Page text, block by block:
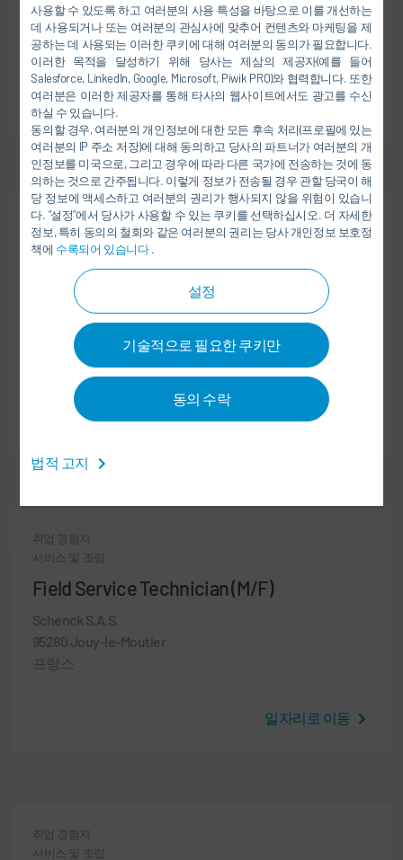
사용할 수 있도록 하고 여러분의 사용 특성을 바탕으로 이를 개선하는
데 사용되거나 또는 여러분의 관심사에 맞추어 컨텐츠와 마케팅을 제
공하는 데 사용되는 이러한 쿠키에 대해 여러분의 동의가 필요합니다.
이러한 목적을 달성하기 위해 당사는 제삼의 제공자(예를 들어
Salesforce, LinkedIn, Google, Microsoft, Piwik PRO)와 협력합니다. 또한
여러분은 이러한 제공자를 통해 타사의 웹사이트에서도 광고를 수신
하실 수 있습니다.
동의할 경우, 여러분의 개인정보에 대한 모든 후속 처리(프로필에 있는
여러분의 IP 주소 저장)에 대해 동의하고 당사의 파트너가 여러분의 개
인정보를 미국으로, 그리고 경우에 따라 다른 국가에 전송하는 것에 동
의하는 것으로 간주됩니다. 이렇게 정보가 전송될 경우 관할 당국이 해
당 정보에 액세스하고 여러분의 권리가 행사되지 않을 위험이 있습니
다. “설정”에서 당사가 사용할 수 있는 쿠키를 선택하십시오. 더 자세한
정보, 특히 동의의 철회와 같은 여러분의 권리는 당사 개인정보 보호정
책에 수록되어 있습니다.
설정
기술적으로 필요한 쿠키만
동의 수락
법적 고지
Dürr IT Services India
201 305 Noida
인도
일자리로 이동
취업 경험자
물류 및 구매
German Speaking Operational Buyer for
Material Management (MM) Team
Dürr Group Services, India
201 305 Noida
일자리로 이동
취업 경험자
서비스 및 조립
Field Service Technician (M/F)
Schenck S.A.S.
95280 Jouy-le-Moutier
프랑스
일자리로 이동
취업 경험자
서비스 및 조립